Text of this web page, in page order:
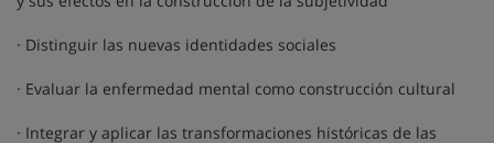
· Distinguir las nuevas identidades sociales
· Evaluar la enfermedad mental como construcción cultural
· Integrar y aplicar las transformaciones históricas de las